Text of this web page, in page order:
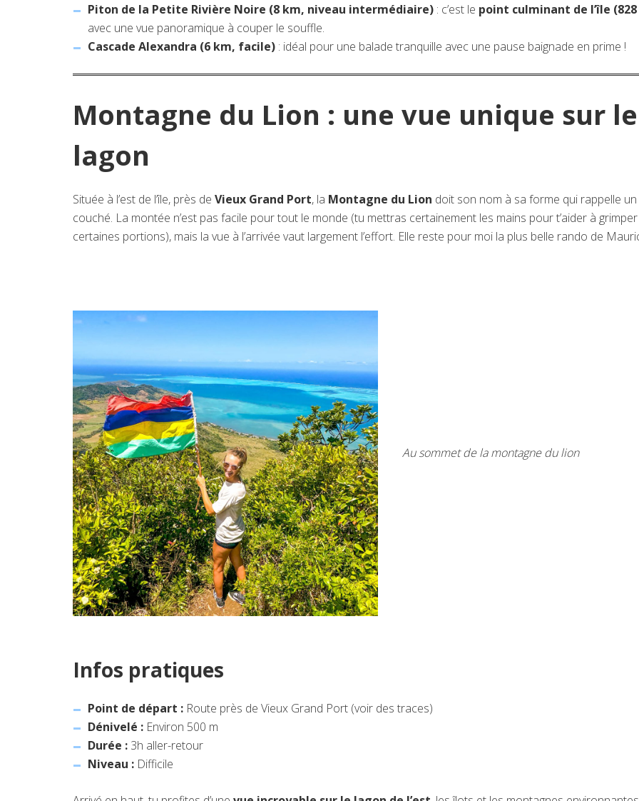
Piton de la Petite Rivière Noire (8 km, niveau intermédiaire) : c’est le point culminant de l’île
avec une vue panoramique à couper le souffle.
Cascade Alexandra (6 km, facile) : idéal pour une balade tranquille avec une pause baignade en prime !
Montagne du Lion : une vue unique sur le
lagon
Située à l’est de l’île, près de Vieux Grand Port, la Montagne du Lion doit son nom à sa forme qui rappelle
couché. La montée n’est pas facile pour tout le monde (tu mettras certainement les mains pour t’aider à grimper
certaines portions), mais la vue à l’arrivée vaut largement l’effort. Elle reste pour moi la plus belle rando de
Au sommet de la montagne du lion
Infos pratiques
Point de départ : Route près de Vieux Grand Port (voir des traces)
Dénivelé : Environ 500 m
Durée : 3h aller-retour
Niveau : Difficile